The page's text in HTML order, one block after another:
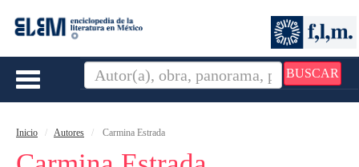
BUSCAR
Toggle
Inicio Autores Carmina Estrada